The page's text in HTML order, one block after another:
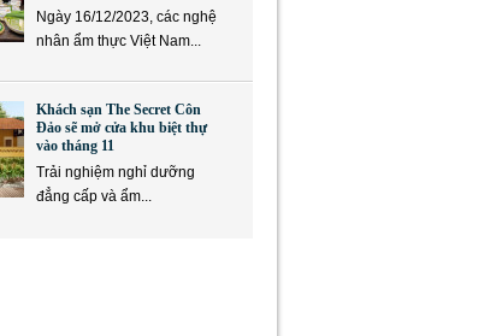
Ngày 16/12/2023, các nghệ
nhân ẩm thực Việt Nam...
Khách sạn The Secret Côn
Đảo sẽ mở cửa khu biệt thự
vào tháng 11
Trải nghiệm nghỉ dưỡng
đẳng cấp và ẩm...